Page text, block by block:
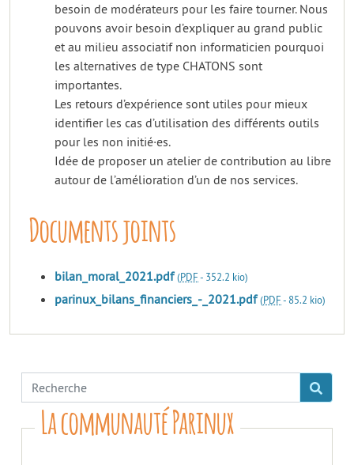
besoin de modérateurs pour les faire tourner. Nous
pouvons avoir besoin d’expliquer au grand public
et au milieu associatif non informaticien pourquoi
les alternatives de type CHATONS sont
importantes.
Les retours d’expérience sont utiles pour mieux
identifier les cas d’utilisation des différents outils
pour les non initié·es.
Idée de proposer un atelier de contribution au libre
autour de l’amélioration d’un de nos services.
Documents joints
bilan_moral_2021.pdf (PDF- 352.2 kio)
parinux_bilans_financiers_-_2021.pdf (PDF- 85.2 kio)
La communauté Parinux